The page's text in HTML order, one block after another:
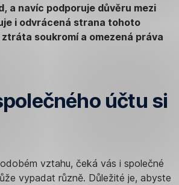
a navíc podporuje důvěru mezi
i odvrácená strana tohoto
soukromí a omezená práva
účtu si
vztahu, čeká vás i společné
vypadat různě. Důležité je, abyste